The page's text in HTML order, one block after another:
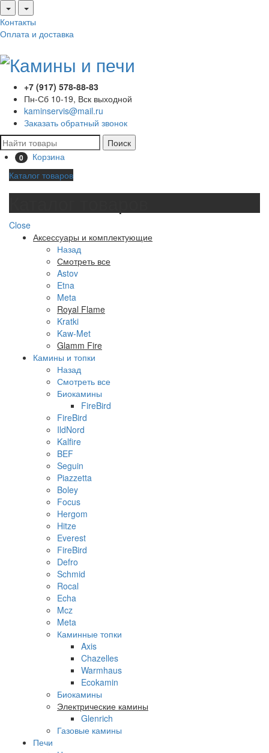
Контакты
Оплата и доставка
+7 (917) 578-88-83
Пн-Сб 10-19, Вск выходной
kaminservis@mail.ru
Заказать обратный звонок
Поиск
0
Корзина
Каталог товаров
Close
Аксессуары и комплектующие
Назад
Смотреть все
Astov
Etna
Meta
Royal Flame
Kratki
Kaw-Met
Glamm Fire
Камины и топки
Назад
Смотреть все
Биокамины
FireBird
FireBird
IldNord
Kalfire
BEF
Seguin
Piazzetta
Boley
Focus
Hergom
Hitze
Everest
FireBird
Defro
Schmid
Rocal
Echa
Mcz
Meta
Каминные топки
Axis
Chazelles
Warmhaus
Ecokamin
Биокамины
Электрические камины
Glenrich
Газовые камины
Печи